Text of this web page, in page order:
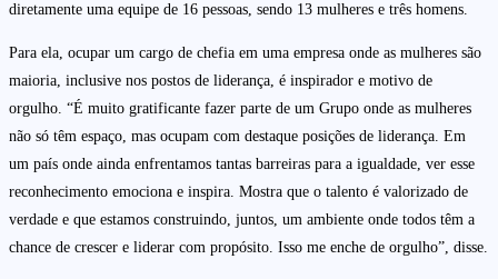
diretamente uma equipe de 16 pessoas, sendo 13 mulheres e três homens.
Para ela, ocupar um cargo de chefia em uma empresa onde as mulheres são
maioria, inclusive nos postos de liderança, é inspirador e motivo de
orgulho. “É muito gratificante fazer parte de um Grupo onde as mulheres
não só têm espaço, mas ocupam com destaque posições de liderança. Em
um país onde ainda enfrentamos tantas barreiras para a igualdade, ver esse
reconhecimento emociona e inspira. Mostra que o talento é valorizado de
verdade e que estamos construindo, juntos, um ambiente onde todos têm a
chance de crescer e liderar com propósito. Isso me enche de orgulho”, disse.